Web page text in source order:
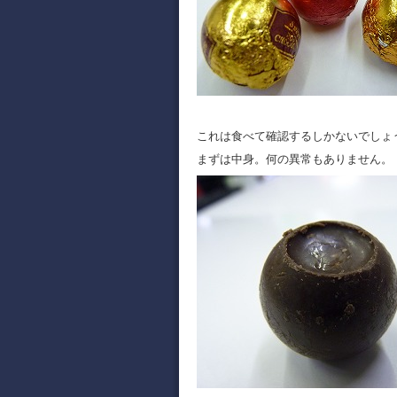
これは食べて確認するしかないでしょ
まずは中身。何の異常もありません。